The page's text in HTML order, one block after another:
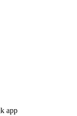
app